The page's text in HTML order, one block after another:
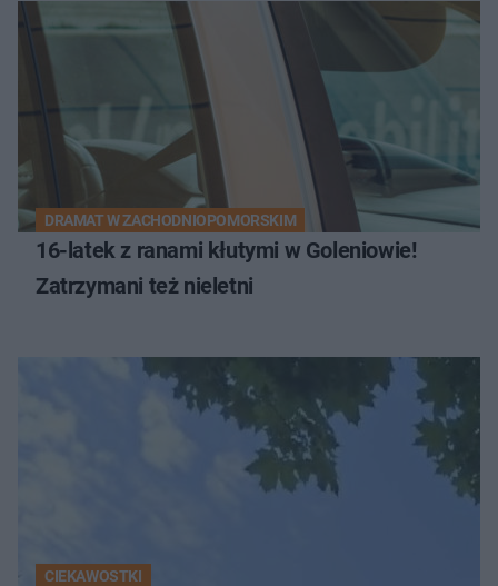
DRAMAT W ZACHODNIOPOMORSKIM
16-latek z ranami kłutymi w Goleniowie!
Zatrzymani też nieletni
CIEKAWOSTKI